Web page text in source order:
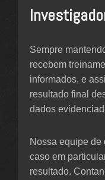
Sempre
recebem
informados, e
resultado final
dados
Nossa equipe de
caso em
resultado.